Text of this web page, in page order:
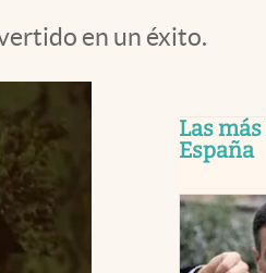
en un éxito.
Las
España